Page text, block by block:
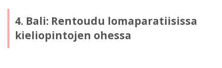
4. Bali: Rentoudu lomaparatiisissa
kieliopintojen ohessa